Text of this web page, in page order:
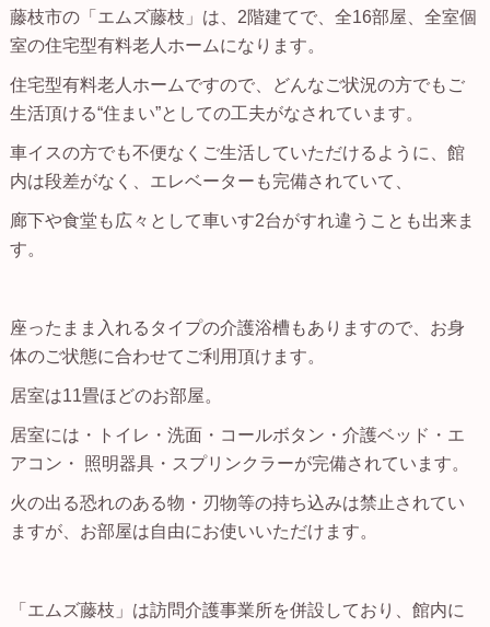
藤枝市の「エムズ藤枝」は、2階建てで、全16部屋、全室個
室の住宅型有料老人ホームになります。
住宅型有料老人ホームですので、どんなご状況の方でもご
生活頂ける“住まい”としての工夫がなされています。
車イスの方でも不便なくご生活していただけるように、館
内は段差がなく、エレベーターも完備されていて、
廊下や食堂も広々として車いす2台がすれ違うことも出来ま
す。
座ったまま入れるタイプの介護浴槽もありますので、お身
体のご状態に合わせてご利用頂けます。
居室は11畳ほどのお部屋。
居室には・トイレ・洗面・コールボタン・介護ベッド・エ
アコン・ 照明器具・スプリンクラーが完備されています。
火の出る恐れのある物・刃物等の持ち込みは禁止されてい
ますが、お部屋は自由にお使いいただけます。
「エムズ藤枝」は訪問介護事業所を併設しており、館内に